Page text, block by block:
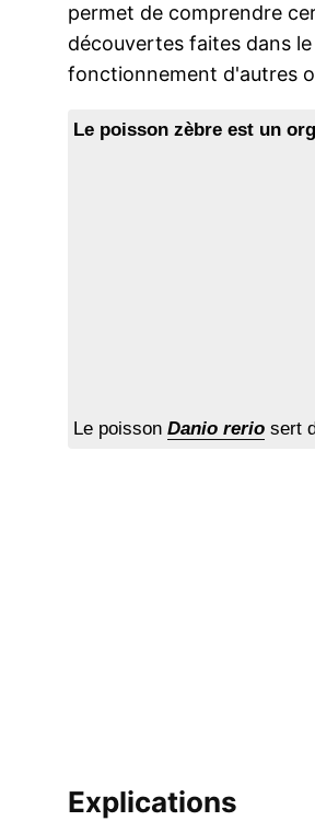
permet de comprendre
découvertes faites dans
fonctionnement d'autres
Le poisson zèbre est un
Le poisson Danio rerio sert
Explications